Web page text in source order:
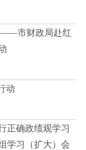
市财政局赴红
动
正确政绩观学习
学习（扩大）会